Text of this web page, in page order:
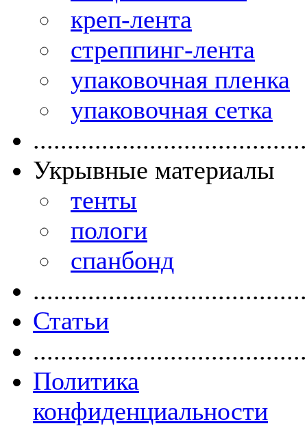
креп-лента
стреппинг-лента
упаковочная пленка
упаковочная сетка
Укрывные материалы
тенты
пологи
спанбонд
Статьи
Политика
конфиденциальности